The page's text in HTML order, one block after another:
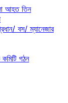
আহত তিন
বস/ ম্যানেজার
গঠন